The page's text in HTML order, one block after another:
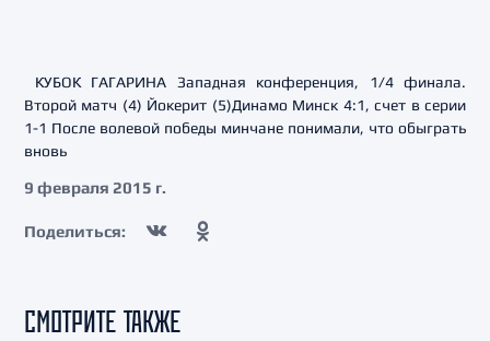
КУБОК ГАГАРИНА Западная конференция, 1/4 финала.
Второй матч (4) Йокерит (5)Динамо Минск 4:1, счет в серии
1-1 После волевой победы минчане понимали, что обыграть
вновь
9 февраля 2015 г.
Поделиться:
СМОТРИТЕ ТАКЖЕ